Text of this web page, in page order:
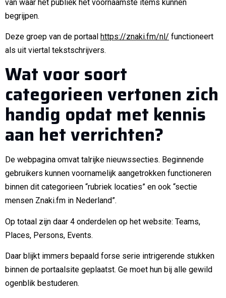
van waar het publiek het voornaamste items kunnen
begrijpen.
Deze groep van de portaal https://znaki.fm/nl/ functioneert
als uit viertal tekstschrijvers.
Wat voor soort
categorieen vertonen zich
handig opdat met kennis
aan het verrichten?
De webpagina omvat talrijke nieuwssecties. Beginnende
gebruikers kunnen voornamelijk aangetrokken functioneren
binnen dit categorieen “rubriek locaties” en ook “sectie
mensen Znaki.fm in Nederland”.
Op totaal zijn daar 4 onderdelen op het website: Teams,
Places, Persons, Events.
Daar blijkt immers bepaald forse serie intrigerende stukken
binnen de portaalsite geplaatst. Ge moet hun bij alle gewild
ogenblik bestuderen.